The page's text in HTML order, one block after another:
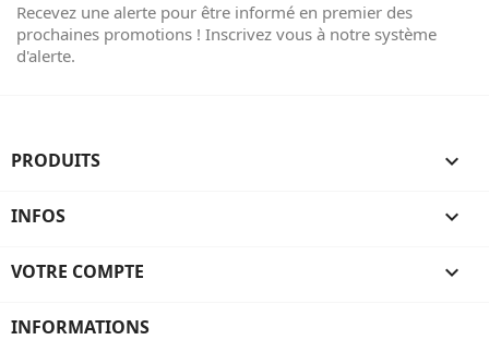
Recevez une alerte pour être informé en premier des
prochaines promotions ! Inscrivez vous à notre système
d'alerte.
PRODUITS 
INFOS 
VOTRE COMPTE 
INFORMATIONS